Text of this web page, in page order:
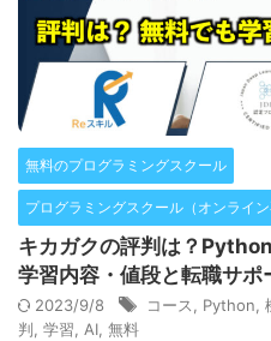
無料のプログラミングスクール
プログラミングスクール（オンライン
キカガクの評判は？
学習内容・値段と転職サポ
2023/9/8 コース, Python,
判, 学習, AI, 無料